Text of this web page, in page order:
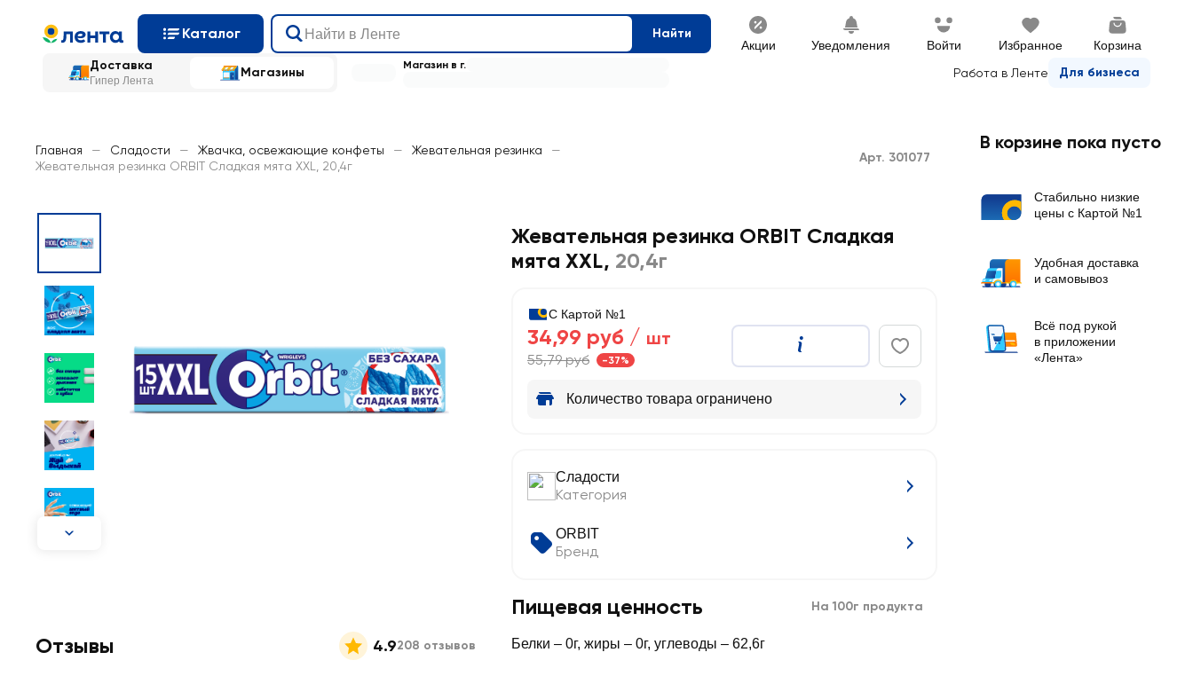
Каталог Найти
Акции Уведомления Войти Избранное Корзина
Доставка
Гипер Лента
Магазины Работа в Ленте Для бизнеса
Магазин в г.
Главная — Сладости — Жвачка, освежающие конфеты — Жевательная резинка
—
Жевательная резинка ORBIT Сладкая мята XXL, 20,4г
Арт. 301077
Жевательная резинка ORBIT Сладкая
мята XXL, 20,4г
С Картой №1
34,99 руб / шт
55,79 руб -37%
Количество товара ограничено
Сладости
Категория
ORBIT
Бренд
Пищевая ценность На 100г продукта
Белки – 0г, жиры – 0г, углеводы – 62,6г
Отзывы 4.9208 отзывов
В корзине пока пусто
Стабильно низкие
цены с Картой №1
Удобная доставка
и самовывоз
Всё под рукой
в приложении
«Лента»